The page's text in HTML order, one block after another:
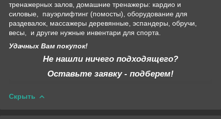
тренажерных залов, домашние тренажеры: кардио и
силовые, пауэрлифтинг (помосты), оборудование для
раздевалок, массажеры деревянные, эспандеры, обручи,
весы, и другие нужные инвентари для спорта.
Удачных Вам покупок!
Не нашли ничего подходящего?
Оставьте заявку - подберем!
Скрыть